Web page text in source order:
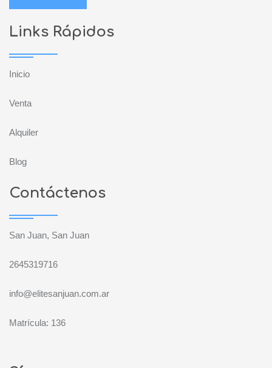
Links Rápidos
Inicio
Venta
Alquiler
Blog
Contáctenos
San Juan, San Juan
2645319716
info@elitesanjuan.com.ar
Matrícula: 136